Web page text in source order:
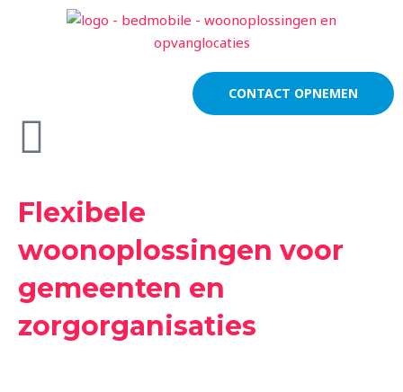
CONTACT OPNEMEN
Flexibele
woonoplossingen voor
gemeenten en
zorgorganisaties